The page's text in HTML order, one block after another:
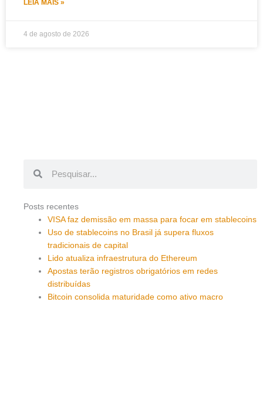
LEIA MAIS »
4 de agosto de 2026
Posts recentes
VISA faz demissão em massa para focar em stablecoins
Uso de stablecoins no Brasil já supera fluxos
tradicionais de capital
Lido atualiza infraestrutura do Ethereum
Apostas terão registros obrigatórios em redes
distribuídas
Bitcoin consolida maturidade como ativo macro